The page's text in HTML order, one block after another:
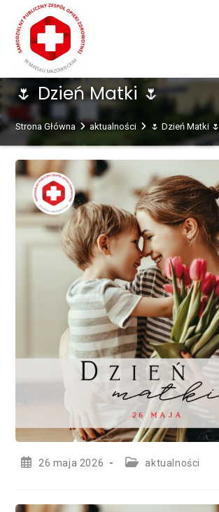
treści
content
🌷 Dzień Matki 🌷
Strona Główna aktualności 🌷 Dzień Matki 🌷
Post26 maja 2026
Postaktualności